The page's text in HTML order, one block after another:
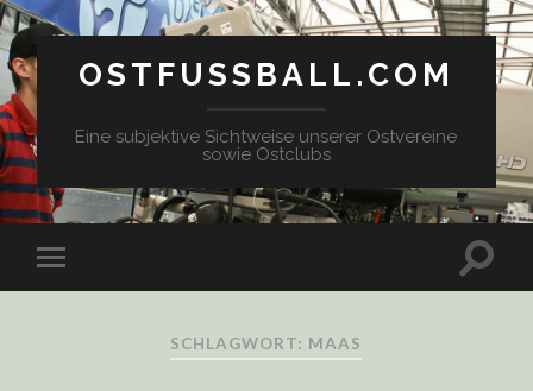
OSTFUSSBALL.COM
Eine subjektive Sichtweise unserer Ostvereine
sowie Ostclubs
SCHLAGWORT: MAAS